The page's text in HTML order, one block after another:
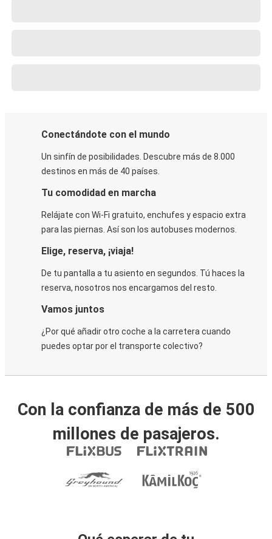
Conectándote con el mundo
Un sinfín de posibilidades. Descubre más de 8.000
destinos en más de 40 países.
Tu comodidad en marcha
Relájate con Wi-Fi gratuito, enchufes y espacio extra
para las piernas. Así son los autobuses modernos.
Elige, reserva, ¡viaja!
De tu pantalla a tu asiento en segundos. Tú haces la
reserva, nosotros nos encargamos del resto.
Vamos juntos
¿Por qué añadir otro coche a la carretera cuando
puedes optar por el transporte colectivo?
Con la confianza de más de 500
millones de pasajeros.